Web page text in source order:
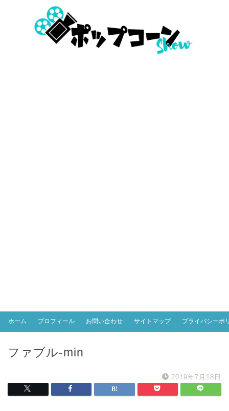
ホーム プロフィール お問い合わせ サイトマップ プライバシーポ
ファブル-min
2019年7月18日